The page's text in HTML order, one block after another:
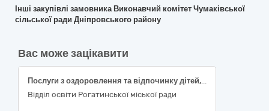
Інші закупівлі замовника Виконавчий комітет Чумаківської
сільської ради Дніпровського району
Вас може зацікавити
Послуги з оздоровлення та відпочинку дітей, які потребують особливої соціальної уваги та підтримки
Відділ освіти Рогатинської міської ради